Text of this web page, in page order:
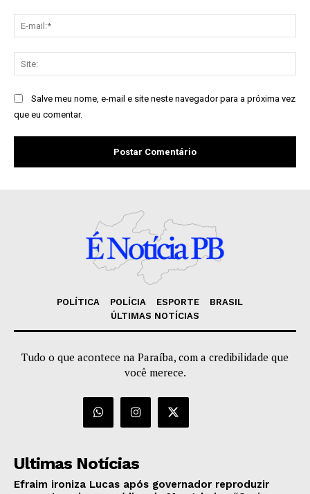
Salve meu nome, e-mail e site neste navegador para a próxima vez
que eu comentar.
POLÍTICA POLÍCIA ESPORTE
BRASIL
ÚLTIMAS NOTÍCIAS
Tudo o que acontece na Paraíba, com a credibilidade que
você merece.
Ultimas Notícias
Efraim ironiza Lucas após governador reproduzir